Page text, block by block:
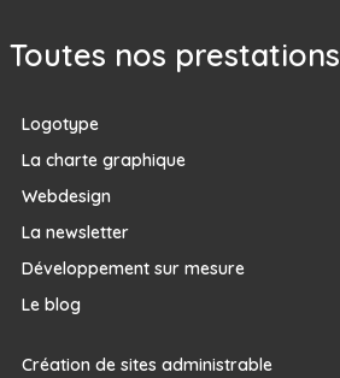
Toutes nos prestations
Logotype
La charte graphique
Webdesign
La newsletter
Développement sur mesure
Le blog
Création de sites administrable